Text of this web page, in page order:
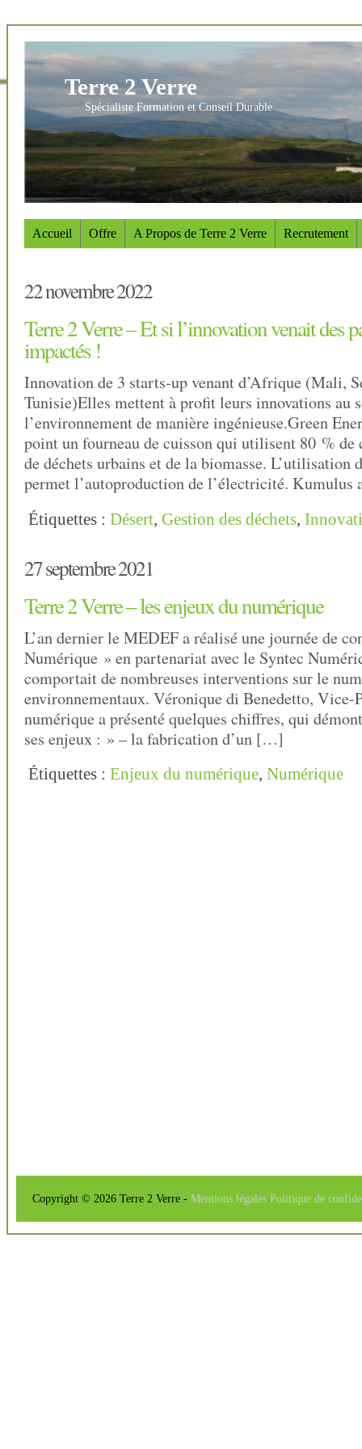
Terre 2 Verre
Spécialiste Formation et Conseil Durable
Accueil Offre A Propos de Terre 2 Verre Recrutement
22 novembre 2022
Terre 2 Verre – Et si l’innovation venait des
impactés !
Innovation de 3 starts-up venant d’Afrique (Mali,
Tunisie)Elles mettent à profit leurs innovations au
l’environnement de manière ingénieuse.Green
point un fourneau de cuisson qui utilisent 80 % de
de déchets urbains et de la biomasse. L’utilisation
permet l’autoproduction de l’électricité.
Étiquettes : Désert, Gestion des déchets,
27 septembre 2021
Terre 2 Verre – les enjeux du numérique
L’an dernier le MEDEF a réalisé une journée de
Numérique » en partenariat avec le Syntec
comportait de nombreuses interventions sur le
environnementaux. Véronique di Benedetto, Vice-
numérique a présenté quelques chiffres, qui
ses enjeux : » – la fabrication d’un […]
Étiquettes : Enjeux du numérique, Numérique
Copyright © 2026 Terre 2 Verre - Mentions légales Politique de